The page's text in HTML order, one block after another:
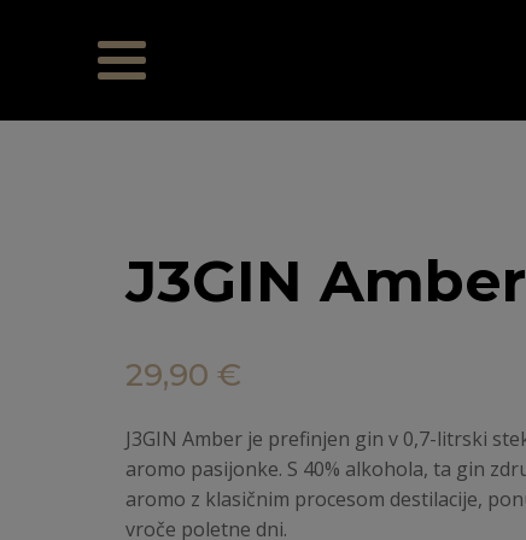
J3GIN
29,90 €
J3GIN Amber je prefinjen gin v 0,7-litrski
aromo pasijonke. S 40% alkohola, ta gin
aromo z klasičnim procesom destilacije,
vroče poletne dni.